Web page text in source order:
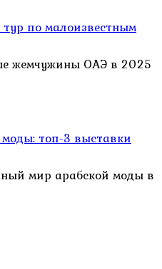
по малоизвестным
жемчужины ОАЭ в 2025
топ-3 выставки
мир арабской моды в